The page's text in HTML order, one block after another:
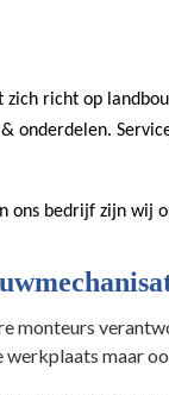
richt op
onderdelen.
ons bedrijf zijn wij
monteurs
werkplaats maar